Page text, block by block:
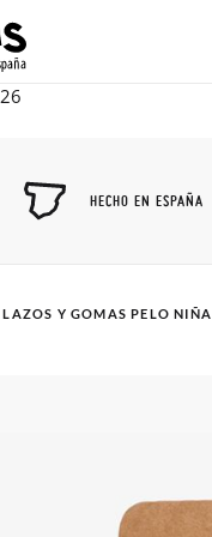
HECHO EN ESPAÑA
LAZOS Y GOMAS PELO NIÑA